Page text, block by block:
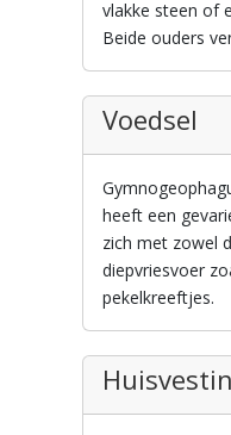
vlakke steen of
Beide ouders
Voedsel
heeft een
zich met zowel
diepvriesvoer
pekelkreeftjes.